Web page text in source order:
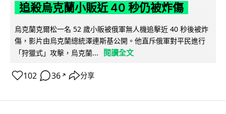
追殺烏克蘭小販近 40 秒仍被炸傷
烏克蘭克爾松一名 52 歲小販被俄軍無人機追擊近 40 秒後被炸
傷，影片由烏克蘭總統澤連斯基公開。他直斥俄軍對平民進行
「狩獵式」攻擊，烏克蘭...
閱讀全文
102 36 ↗ 分享